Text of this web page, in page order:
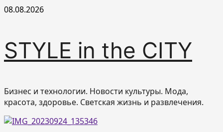
Перейти
08.08.2026
STYLE in the CITY
Бизнес и технологии. Новости культуры. Мода,
красота, здоровье. Светская жизнь и развлечения.